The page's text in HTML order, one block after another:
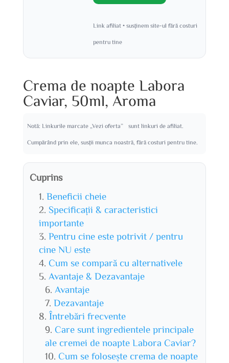
Link afiliat • susținem site-ul fără costuri
pentru tine
Crema de noapte Labora
Caviar, 50ml, Aroma
Notă: Linkurile marcate „Vezi oferta” sunt linkuri de afiliat.
Cumpărând prin ele, susții munca noastră, fără costuri pentru tine.
Cuprins
Beneficii cheie
Specificații & caracteristici
importante
Pentru cine este potrivit / pentru
cine NU este
Cum se compară cu alternativele
Avantaje & Dezavantaje
Avantaje
Dezavantaje
Întrebări frecvente
Care sunt ingredientele principale
ale cremei de noapte Labora Caviar?
Cum se folosește crema de noapte